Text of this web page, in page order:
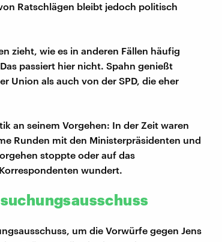
Ratschlägen bleibt jedoch politisch
zieht, wie es in anderen Fällen häufig
passiert hier nicht. Spahn genießt
Union als auch von der SPD, die eher
an seinem Vorgehen: In der Zeit waren
Runden mit den Ministerpräsidenten und
stoppte oder auf das
wundert.
um die Vorwürfe gegen Jens